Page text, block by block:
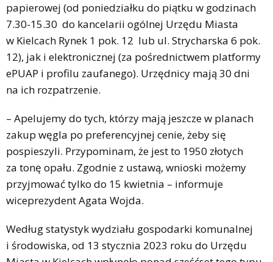
papierowej (od poniedziałku do piątku w godzinach
7.30-15.30 do kancelarii ogólnej Urzędu Miasta
w Kielcach Rynek 1 pok. 12 lub ul. Strycharska 6 pok.
12), jak i elektronicznej (za pośrednictwem platformy
ePUAP i profilu zaufanego). Urzędnicy mają 30 dni
na ich rozpatrzenie.
– Apelujemy do tych, którzy mają jeszcze w planach
zakup węgla po preferencyjnej cenie, żeby się
pospieszyli. Przypominam, że jest to 1950 złotych
za tonę opału. Zgodnie z ustawą, wnioski możemy
przyjmować tylko do 15 kwietnia – informuje
wiceprezydent Agata Wojda.
Według statystyk wydziału gospodarki komunalnej
i środowiska, od 13 stycznia 2023 roku do Urzędu